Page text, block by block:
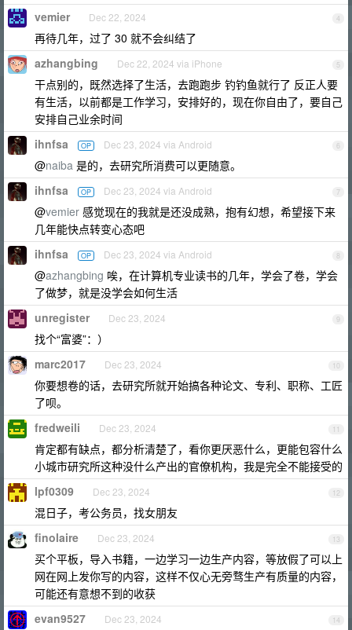
4
vemier Dec 22, 2024
再待几年，过了 30 就不会纠结了
5
azhangbing Dec 22, 2024 via iPhone
干点别的，既然选择了生活，去跑跑步 钓钓鱼就行了 反正人要
有生活，以前都是工作学习，安排好的，现在你自由了，要自己
安排自己业余时间
6
ihnfsa OP Dec 23, 2024 via Android
@naiba 是的，去研究所消费可以更随意。
7
ihnfsa OP Dec 23, 2024 via Android
@vemier 感觉现在的我就是还没成熟，抱有幻想，希望接下来
几年能快点转变心态吧
8
ihnfsa OP Dec 23, 2024 via Android
@azhangbing 唉，在计算机专业读书的几年，学会了卷，学会
了做梦，就是没学会如何生活
9
unregister Dec 23, 2024
找个“富婆”：）
10
marc2017 Dec 23, 2024
你要想卷的话，去研究所就开始搞各种论文、专利、职称、工匠
了呗。
11
fredweili Dec 23, 2024
肯定都有缺点，都分析清楚了，看你更厌恶什么，更能包容什么
小城市研究所这种没什么产出的官僚机构，我是完全不能接受的
12
lpf0309 Dec 23, 2024
混日子，考公务员，找女朋友
13
finolaire Dec 23, 2024
买个平板，导入书籍，一边学习一边生产内容，等放假了可以上
网在网上发你写的内容，这样不仅心无旁骛生产有质量的内容，
可能还有意想不到的收获
14
evan9527 Dec 23, 2024